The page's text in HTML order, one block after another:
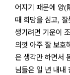
어지기 때문에 양(
때 희망을 심고, 잘
생기려면 기운이
의껏 아주 잘 보호
은 생각만 하면서
님들은 일 년 내내